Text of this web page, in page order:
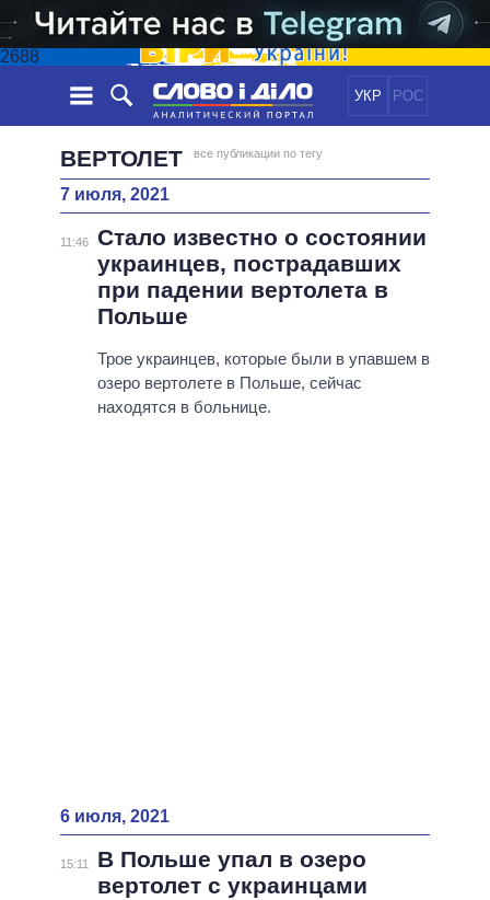
2688
УКР РОС
НОВОСТИ
ЛЕНТА
СОБЫТИЯ
СТАТЬИ
МНЕНИЯ
ДАЙДЖЕСТЫ
ЭКОНОМИКА
ОБЩЕСТВО
МИР
ПОЛИТИКИ
ВСЕ ПОЛИТИКИ
ВЕРХОВНАЯ РАДА
КАБИНЕТ МИНИСТРОВ
ИНФОГРАФИКА
ПОДДЕРЖАТЬ
ВЕРТОЛЕТ все публикации по тегу
7 июля, 2021
11:46
Стало известно о состоянии
украинцев, пострадавших
при падении вертолета в
Польше
Трое украинцев, которые были в упавшем в
озеро вертолете в Польше, сейчас
находятся в больнице.
6 июля, 2021
15:11
В Польше упал в озеро
вертолет с украинцами